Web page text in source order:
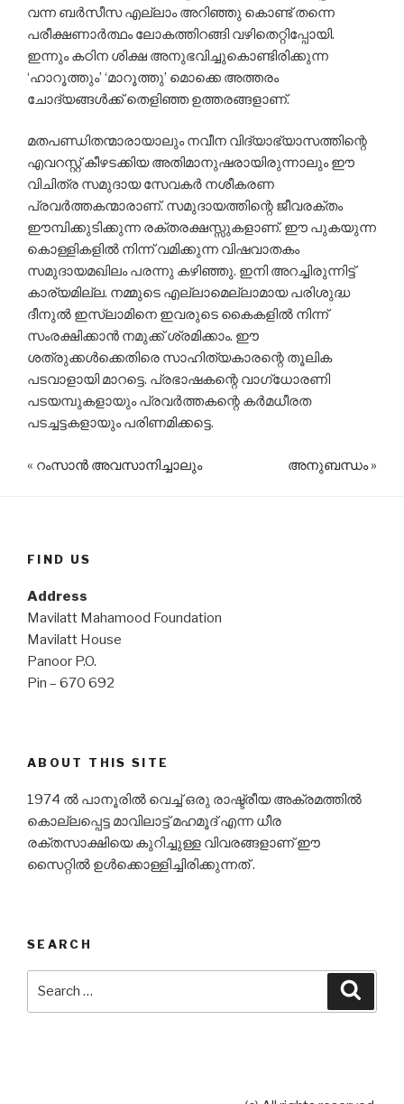
വന്ന ബര്‍സീസ എല്ലാം അറിഞ്ഞു കൊണ്ട് തന്നെ
പരീക്ഷണാര്‍ത്ഥം ലോകത്തിറങ്ങി വഴിതെറ്റിപ്പോയി.
ഇന്നും കഠിന ശിക്ഷ അനുഭവിച്ചുകൊണ്ടിരിക്കുന്ന
‘ഹാറൂത്തും’ ‘മാറൂത്തു’ മൊക്കെ അത്തരം
ചോദ്യങ്ങള്‍ക്ക് തെളിഞ്ഞ ഉത്തരങ്ങളാണ്.
മതപണ്ഡിതന്മാരായാലും നവീന വിദ്യാഭ്യാസത്തിന്റെ
എവറസ്റ്റ് കീഴടക്കിയ അതിമാനുഷരായിരുന്നാലും ഈ
വിചിത്ര സമുദായ സേവകര്‍ നശീകരണ
പ്രവര്‍ത്തകന്മാരാണ്. സമുദായത്തിന്റെ ജീവരക്തം
ഈമ്പിക്കുടിക്കുന്ന രക്തരക്ഷസ്സുകളാണ്. ഈ പുകയുന്ന
കൊള്ളികളില്‍ നിന്ന് വമിക്കുന്ന വിഷവാതകം
സമുദായമഖിലം പരന്നു കഴിഞ്ഞു. ഇനി അറച്ചിരുന്നിട്ട്
കാര്യമില്ല. നമ്മുടെ എല്ലാമെല്ലാമായ പരിശുദ്ധ
ദീനുല്‍ ഇസ്‌ലാമിനെ ഇവരുടെ കൈകളില്‍ നിന്ന്
സംരക്ഷിക്കാന്‍ നമുക്ക് ശ്രമിക്കാം. ഈ
ശത്രുക്കള്‍ക്കെതിരെ സാഹിത്യകാരന്റെ തൂലിക
പടവാളായി മാറട്ടെ. പ്രഭാഷകന്റെ വാഗ്ധോരണി
പടയമ്പുകളായും പ്രവര്‍ത്തകന്റെ കര്‍മധീരത
പടച്ചട്ടകളായും പരിണമിക്കട്ടെ.
« റംസാൻ അവസാനിച്ചാലും അനുബന്ധം »
FIND US
Address
Mavilatt Mahamood Foundation
Mavilatt House
Panoor P.O.
Pin – 670 692
ABOUT THIS SITE
1974 ൽ പാനൂരിൽ വെച്ച് ഒരു രാഷ്ട്രീയ അക്രമത്തിൽ
കൊല്ലപ്പെട്ട മാവിലാട്ട് മഹമൂദ് എന്ന ധീര
രക്‌തസാക്ഷിയെ കുറിച്ചുള്ള വിവരങ്ങളാണ് ഈ
സൈറ്റിൽ ഉൾക്കൊള്ളിച്ചിരിക്കുന്നത് .
SEARCH